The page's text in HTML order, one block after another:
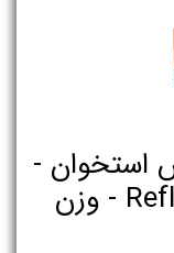
-
Reflex Dog Treat BONE MIX - وزن